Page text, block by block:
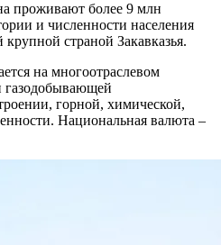
проживают более 9 млн
и численности населения
страной Закавказья.
на многоотраслевом
газодобывающей
горной, химической,
Национальная валюта –